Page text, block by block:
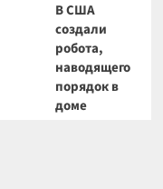
В США
создали
робота,
наводящего
порядок в
доме